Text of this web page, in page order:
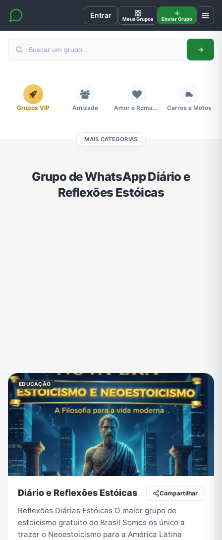
Entrar Meus Grupos Enviar Grupo
Grupos VIP Amizade Amor e Romance Carros e Motos
Educação Emagrecimento e Perda de Peso
Notícias Outros Política Profissões
Receitas Redes Sociais Religião Shitpost
Vídeos
MAIS CATEGORIAS
Grupo de WhatsApp Diário e
Reflexões Estóicas
EDUCAÇÃO
Diário e Reflexões Estóicas Compartilhar
Reflexões Diárias Estóicas O maior grupo de
estoicismo gratuito do Brasil Somos os único a
trazer o Neoestoicismo para a América Latina